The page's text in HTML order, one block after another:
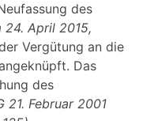
des
24. April 2015,
Vergütung an die
Das
des
21. Februar 2001